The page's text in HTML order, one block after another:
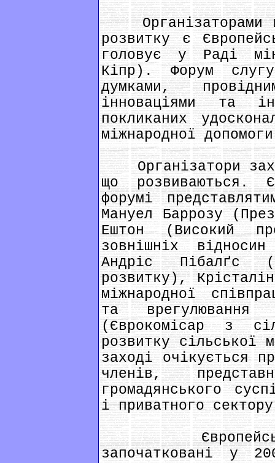
Організаторами
розвитку є
головує у Раді
Кіпр). Форум
думками,
інноваціями та
покликаних
міжнародної
Організатори
що розвиваються.
форумі
Мануел Баррозу
Ештон (Високий
зовнішніх
Андріс Пібалґс
розвитку),
міжнародної
та
(Єврокомісар з
розвитку сільської
заході очікується
членів,
громадянського
і приватного
Європейські
започатковані у